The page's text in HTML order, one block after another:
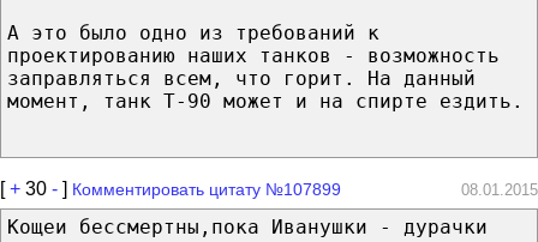
А это было одно из требований к
проектированию наших танков - возможность
заправляться всем, что горит. На данный
момент, танк Т-90 может и на спирте ездить.
[+ 30 - ] Комментировать цитату №107899 08.01.2015
Кощеи бессмертны,пока Иванушки - дурачки